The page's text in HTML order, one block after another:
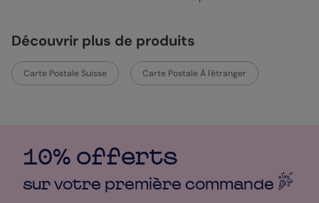
Découvrir plus de produits
Carte Postale Suisse Carte Postale À l'étranger
10% offerts
sur votre première commande